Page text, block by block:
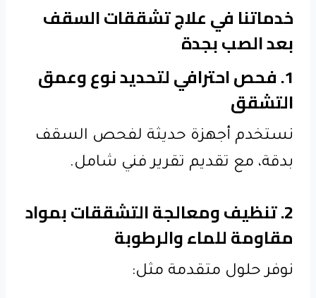
خدماتنا في علاج تشققات السقف
بعد الصب بجدة
1. فحص احترافي لتحديد نوع وعمق
التشقق
نستخدم أجهزة حديثة لفحص السقف
بدقة، مع تقديم تقرير فني شامل.
2. تنظيف ومعالجة التشققات بمواد
مقاومة للماء والرطوبة
نوفر حلول متقدمة مثل: